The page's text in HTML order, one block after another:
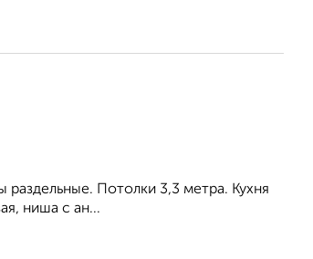
Потолки 3,3 метра. Кухня
ниша с ан...